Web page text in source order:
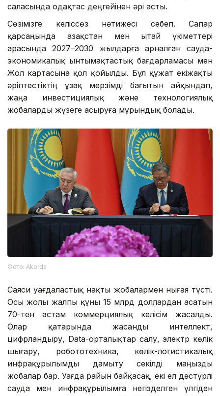
саласында одақтас деңгейінен әрі асты.
Сөзімізге келіссөз нәтижесі себеп. Сапар
қарсаңында Қазақстан мен Қытай үкіметтері
арасында 2027–2030 жылдарға арналған сауда-
экономикалық ынтымақтастық бағдарламасы мен
Жол картасына қол қойылды. Бұл құжат екіжақты
әріптестіктің ұзақ мерзімді бағытын айқындап,
жаңа инвестициялық және технологиялық
жобаларды жүзеге асыруға мұрындық болады.
Фото: Аkorda
Саяси уағдаластық нақты жобалармен нығая түсті.
Осы жолы жалпы құны 15 млрд доллардан асатын
70-тен астам коммерциялық келісім жасалды.
Олар қатарында жасанды интеллект,
цифрландыру, Data-орталықтар салу, электр көлік
шығару, робототехника, көлік-логистикалық
инфрақұрылымды дамыту секілді маңызды
жобалар бар. Уағда райын байқасақ, екі ел дәстүрлі
сауда мен инфрақұрылымға негізделген үлгіден